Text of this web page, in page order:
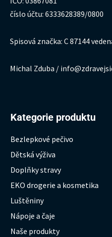
číslo účtu: 6333628389/0800
Spisová značka: C 87144
Michal Zduba /
Kategorie produktu
Bezlepkové pečivo
Dětská výživa
Doplňky stravy
EKO drogerie a kosmetika
Luštěniny
Nápoje a čaje
Naše produkty